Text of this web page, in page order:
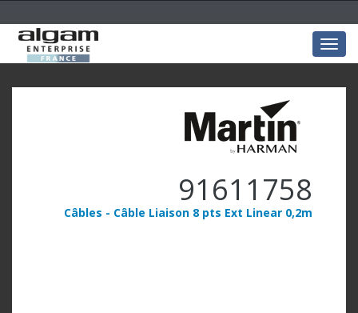
91611758
Câbles - Câble Liaison 8 pts Ext Linear 0,2m